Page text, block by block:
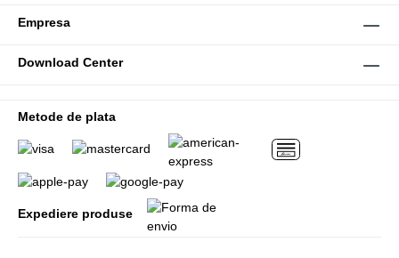
Empresa
Download Center
Metode de plata
Expediere produse